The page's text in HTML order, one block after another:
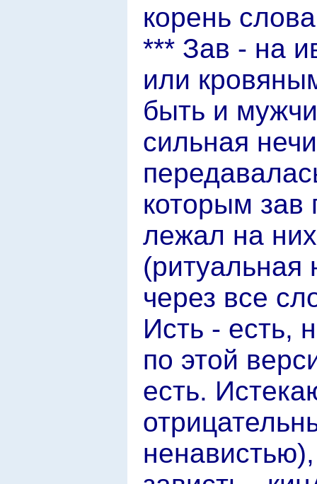
корень
*** Зав - на
или
быть и
сильная
которым зав
лежал на
(ритуальная
через все
Исть - есть,
по этой
есть.